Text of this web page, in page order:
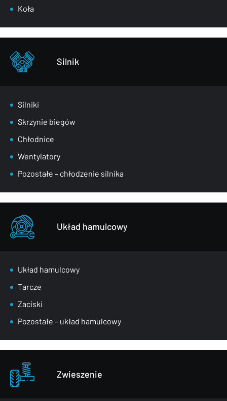
Pasy przednie
Zderzaki
Pozostałe – części karoserii
Koła
Silnik
Silniki
Skrzynie biegów
Chłodnice
Wentylatory
Pozostałe – chłodzenie silnika
Układ hamulcowy
Układ hamulcowy
Tarcze
Zaciski
Pozostałe – układ hamulcowy
Zwieszenie